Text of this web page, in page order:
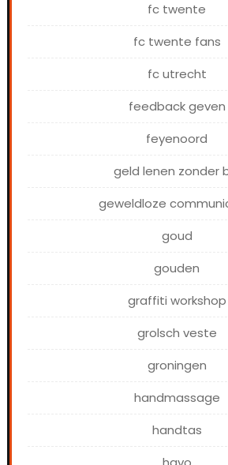
fc twente
fc twente fans
fc utrecht
feedback geven
feyenoord
geld lenen zonder
geweldloze
goud
gouden
graffiti workshop
grolsch veste
groningen
handmassage
handtas